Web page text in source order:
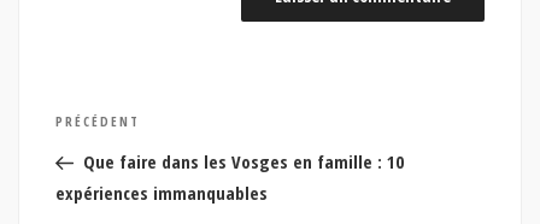
Navigation
de
l’article
Article
précédent
PRÉCÉDENT
Que faire dans les Vosges en famille : 10
expériences immanquables